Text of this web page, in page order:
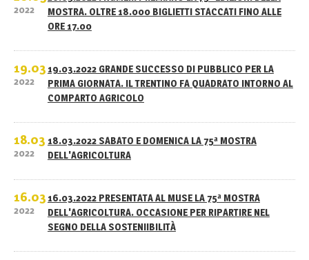
2022
MOSTRA. OLTRE 18.000 BIGLIETTI STACCATI FINO ALLE
ORE 17.00
19.03
2022
19.03.2022 GRANDE SUCCESSO DI PUBBLICO PER LA
PRIMA GIORNATA. IL TRENTINO FA QUADRATO INTORNO AL
COMPARTO AGRICOLO
18.03
2022
18.03.2022 SABATO E DOMENICA LA 75ª MOSTRA
DELL'AGRICOLTURA
16.03
2022
16.03.2022 PRESENTATA AL MUSE LA 75ª MOSTRA
DELL'AGRICOLTURA. OCCASIONE PER RIPARTIRE NEL
SEGNO DELLA SOSTENIIBILITÀ